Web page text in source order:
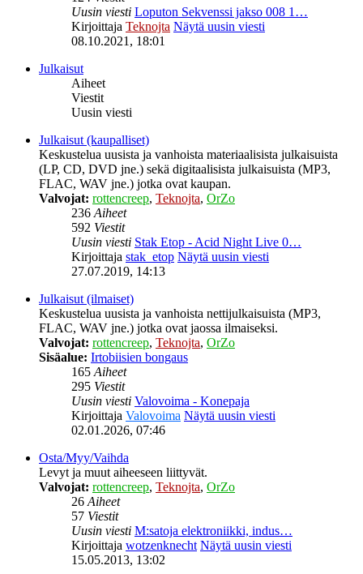
Uusin viesti Loputon Sekvenssi jakso 008 1…
Kirjoittaja Teknojta Näytä uusin viesti
08.10.2021, 18:01
Julkaisut
Aiheet
Viestit
Uusin viesti
Julkaisut (kaupalliset)
Keskustelua uusista ja vanhoista materiaalisista julkaisuista
(LP, CD, DVD jne.) sekä digitaalisista julkaisuista (MP3,
FLAC, WAV jne.) jotka ovat kaupan.
Valvojat: rottencreep, Teknojta, OrZo
236Aiheet
592 Viestit
Uusin viesti Stak Etop - Acid Night Live 0…
Kirjoittaja stak_etop Näytä uusin viesti
27.07.2019, 14:13
Julkaisut (ilmaiset)
Keskustelua uusista ja vanhoista nettijulkaisuista (MP3,
FLAC, WAV jne.) jotka ovat jaossa ilmaiseksi.
Valvojat: rottencreep, Teknojta, OrZo
Sisäalue: Irtobiisien bongaus
165Aiheet
295 Viestit
Uusin viesti Valovoima - Konepaja
Kirjoittaja Valovoima Näytä uusin viesti
02.01.2026, 07:46
Osta/Myy/Vaihda
Levyt ja muut aiheeseen liittyvät.
Valvojat: rottencreep, Teknojta, OrZo
26Aiheet
57 Viestit
Uusin viesti M:satoja elektroniikki, indus…
Kirjoittaja wotzenknecht Näytä uusin viesti
15.05.2013, 13:02